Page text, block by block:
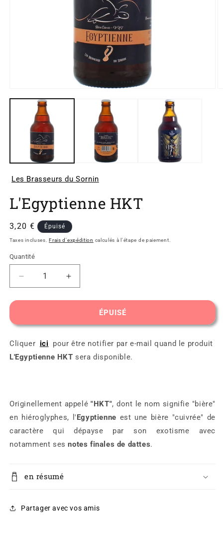
le
modale
Les Brasseurs du Sornin
L'Egyptienne HKT
Prix
habituel
3,20 € Épuisé
Taxes incluses.Frais d'expédition calculés à l'étape de paiement.
Quantité
Réduire
la
quantité
L&#39;Egyptienne
Augmenter
la
quantité
L&#39;Egyptienne
ÉPUISÉ
Cliquer ici
pour être notifier par e-mail quand le produit
L'Egyptienne HKT sera disponible.
Originellement appelé"HKT", dont le nom signifie "bière"
en hiéroglyphes, l'Egyptienne est une bière "cuivrée" de
caractère qui dépayse par son exotisme avec
notamment sesnotes finales de dattes.
en résumé
Partager avec vos amis